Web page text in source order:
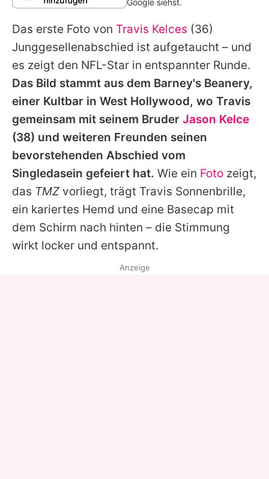
Alle Themen auf Promiflash
Jobs
App runterladen
Team
Redaktionelle Richtlinien
Impressum
Datenschutzerklärung
Utiq verwalten
Das erste Foto von Travis Kelces (36)
Junggesellenabschied ist aufgetaucht – und
es zeigt den NFL-Star in entspannter Runde.
Das Bild stammt aus dem Barney's Beanery,
einer Kultbar in West Hollywood, wo Travis
gemeinsam mit seinem Bruder Jason Kelce
(38) und weiteren Freunden seinen
bevorstehenden Abschied vom
Singledasein gefeiert hat. Wie ein Foto zeigt,
das TMZ vorliegt, trägt Travis Sonnenbrille,
ein kariertes Hemd und eine Basecap mit
dem Schirm nach hinten – die Stimmung
wirkt locker und entspannt.
Anzeige